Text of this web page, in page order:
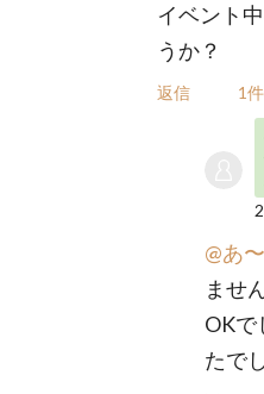
イベント
うか？
返信 1
@あ〜
ませ
OKで
たで